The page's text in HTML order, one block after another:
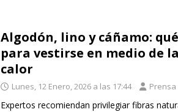
Algodón, lino y cáñamo:
para vestirse en medio de
calor
Lunes, 12 Enero, 2026 a las 17:44 Prensa
Expertos recomiendan privilegiar fibras